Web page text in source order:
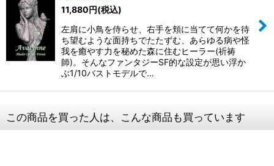
11,880円(税込)
左肩に小鳥を侍らせ、右手を頬に当てて何かを待
ち望むような面持ちでたたずむ、あらゆる病や怪
我を癒やす力を秘めた森に住むヒーラー(祈祷
師)。そんなファンタジーSF的な設定が思い浮か
ぶ1/10バストモデルで…
この商品を買った人は、こんな商品も買っています